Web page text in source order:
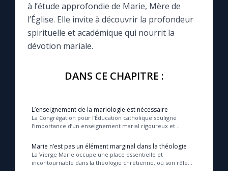
Le compte Tiktok
Le magazine
Le site internet
Questions-réponses
Prier au quotidien
Avec Thérèse de Lisieux
à l’étude approfondie de Marie, Mère de
l’Église. Elle invite à découvrir la profondeur
spirituelle et académique qui nourrit la
dévotion mariale.
DANS CE CHAPITRE :
L’enseignement de la mariologie est nécessaire
La Congrégation pour l’Éducation catholique souligne
l’importance d’un enseignement marial rigoureux et
Marie n’est pas un élément marginal dans la théologie
La Vierge Marie occupe une place essentielle et
incontournable dans la théologie chrétienne, où son rôle